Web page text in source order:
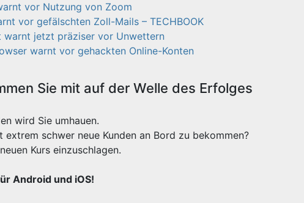
vor Nutzung von Zoom
vor gefälschten Zoll-Mails – TECHBOOK
warnt jetzt präziser vor Unwettern
warnt vor gehackten Online-Konten
Sie mit auf der Welle des Erfolges
wird Sie umhauen.
schwer neue Kunden an Bord zu bekommen?
Kurs einzuschlagen.
Android und iOS!